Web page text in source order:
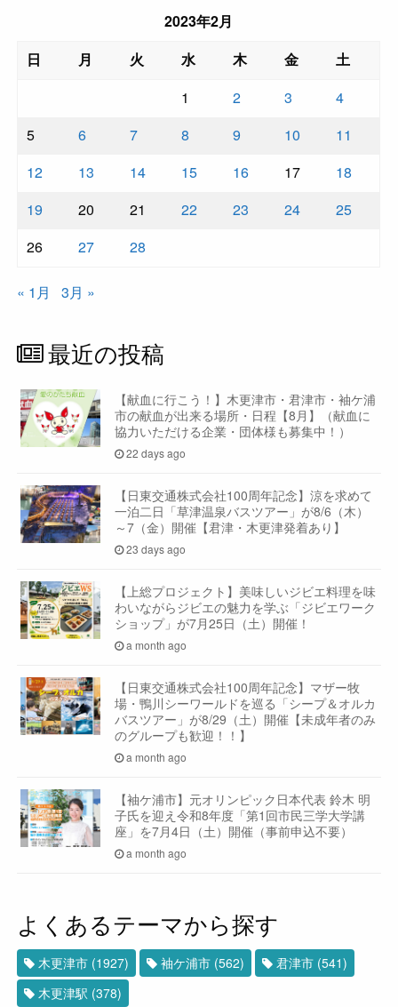
2023年2月
日
月 火 水 木 金
土
1
2 3
4
5
6 7 8 9 10
11
12
13 14 15 16 17
18
19
20 21 22 23 24
25
26
27 28
« 1月 3月 »
最近の投稿
【献血に行こう！】木更津市・君津市・袖ケ浦
市の献血が出来る場所・日程【8月】（献血に
協力いただける企業・団体様も募集中！）
22 days ago
【日東交通株式会社100周年記念】涼を求めて
一泊二日「草津温泉バスツアー」が8/6（木）
～7（金）開催【君津・木更津発着あり】
23 days ago
【上総プロジェクト】美味しいジビエ料理を味
わいながらジビエの魅力を学ぶ「ジビエワーク
ショップ」が7月25日（土）開催！
a month ago
【日東交通株式会社100周年記念】マザー牧
場・鴨川シーワールドを巡る「シープ＆オルカ
バスツアー」が8/29（土）開催【未成年者のみ
のグループも歓迎！！】
a month ago
【袖ケ浦市】元オリンピック日本代表 鈴木 明
子氏を迎え令和8年度「第1回市民三学大学講
座」を7月4日（土）開催（事前申込不要）
a month ago
よくあるテーマから探す
木更津市 (1927) 袖ケ浦市 (562) 君津市 (541)
木更津駅 (378)